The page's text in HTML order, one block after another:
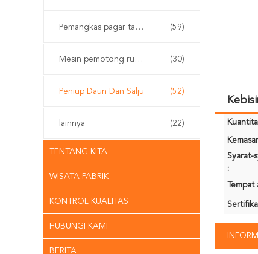
Pemangkas pagar tanpa kabel (59)
Mesin pemotong rumput (30)
Peniup Daun Dan Salju (52)
lainnya (22)
TENTANG KITA
WISATA PABRIK
KONTROL KUALITAS
HUBUNGI KAMI
BERITA
Syarat-
:
Tempat